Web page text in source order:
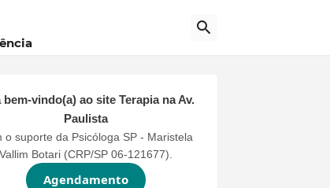
bem-vindo(a) ao site Terapia na Av.
Paulista
o suporte da Psicóloga SP - Maristela
Vallim Botari (CRP/SP 06-121677).
Agendamento